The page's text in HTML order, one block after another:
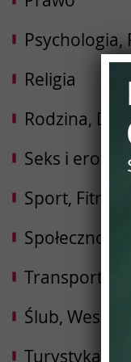
Psychologia,
Religia
Rodzina,
Seks i
Sport,
Społeczności
Transport i
Ślub, Wesele
Turystyka,